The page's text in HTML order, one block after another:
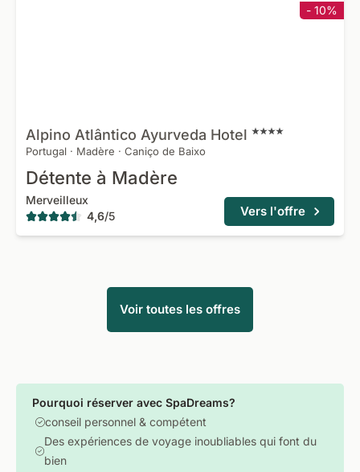
- 10%
Alpino Atlântico Ayurveda Hotel
Portugal · Madère · Caniço de Baixo
Détente à Madère
Merveilleux
4,6/5 Vers l'offre
Voir toutes les offres
Pourquoi réserver avec SpaDreams?
conseil personnel & compétent
Des expériences de voyage inoubliables qui font du
bien